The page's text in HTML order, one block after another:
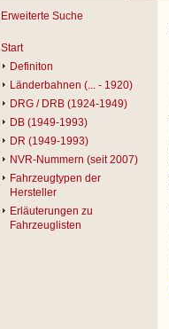
Erweiterte Suche
Start
Definiton
Länderbahnen (... - 1920)
DRG / DRB (1924-1949)
DB (1949-1993)
DR (1949-1993)
NVR-Nummern (seit 2007)
Fahrzeugtypen der
Hersteller
Erläuterungen zu
Fahrzeuglisten